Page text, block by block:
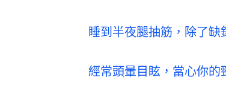
睡到半夜腿抽筋，除了
經常頭暈目眩，當心你的